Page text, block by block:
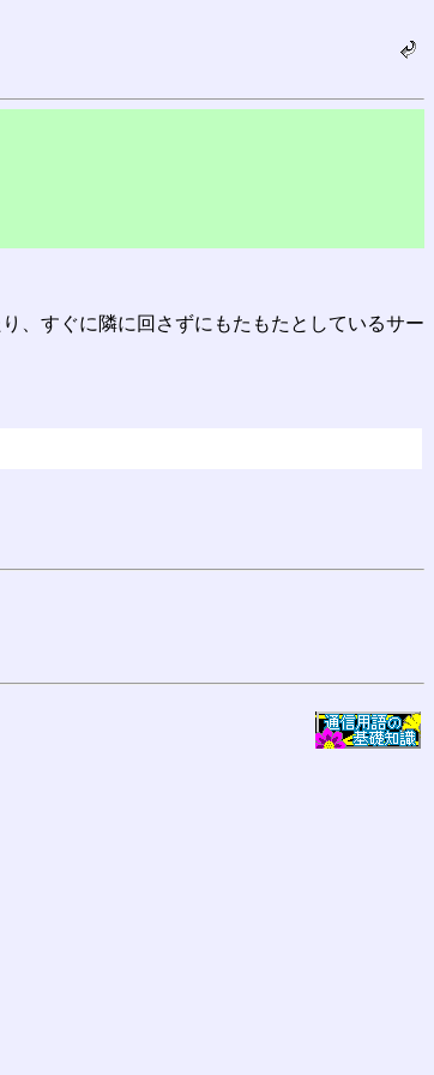
、すぐに隣に回さずにもたもたとしているサー